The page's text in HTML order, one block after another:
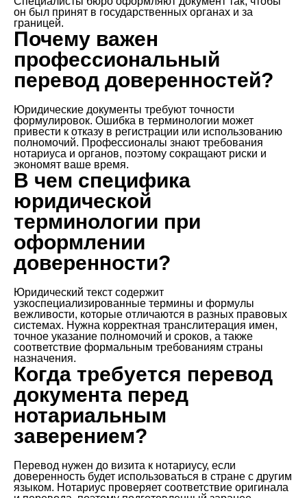
он был принят в государственных органах и за
границей.
Почему важен
профессиональный
перевод доверенностей?
Юридические документы требуют точности
формулировок. Ошибка в терминологии может
привести к отказу в регистрации или использованию
полномочий. Профессионалы знают требования
нотариуса и органов, поэтому сокращают риски и
экономят ваше время.
В чем специфика
юридической
терминологии при
оформлении
доверенности?
Юридический текст содержит
узкоспециализированные термины и формулы
вежливости, которые отличаются в разных правовых
системах. Нужна корректная транслитерация имен,
точное указание полномочий и сроков, а также
соответствие формальным требованиям страны
назначения.
Когда требуется перевод
документа перед
нотариальным
заверением?
Перевод нужен до визита к нотариусу, если
доверенность будет использоваться в стране с другим
языком. Нотариус проверяет соответствие оригинала